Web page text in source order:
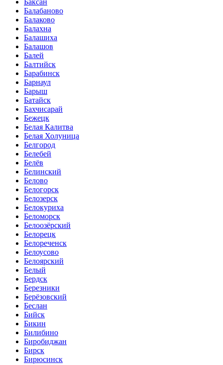
Баксан
Балабаново
Балаково
Балахна
Балашиха
Балашов
Балей
Балтийск
Барабинск
Барнаул
Барыш
Батайск
Бахчисарай
Бежецк
Белая Калитва
Белая Холуница
Белгород
Белебей
Белёв
Белинский
Белово
Белогорск
Белозерск
Белокуриха
Беломорск
Белоозёрский
Белорецк
Белореченск
Белоусово
Белоярский
Белый
Бердск
Березники
Берёзовский
Беслан
Бийск
Бикин
Билибино
Биробиджан
Бирск
Бирюсинск